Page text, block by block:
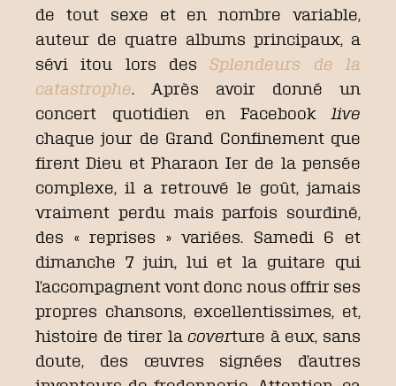
de tout sexe et en nombre variable,
auteur de quatre albums principaux, a
sévi itou lors desSplendeurs de la
catastrophe. Après avoir donné un
concert quotidien en Facebook live
chaque jour de Grand Confinement que
firent Dieu et Pharaon Ier de la pensée
complexe, il a retrouvé le goût, jamais
vraiment perdu mais parfois sourdiné,
des « reprises » variées. Samedi 6 et
dimanche 7 juin, lui et la guitare qui
l’accompagnent vont donc nous offrir ses
propres chansons, excellentissimes, et,
histoire de tirer lacoverture à eux, sans
doute, des œuvres signées d’autres